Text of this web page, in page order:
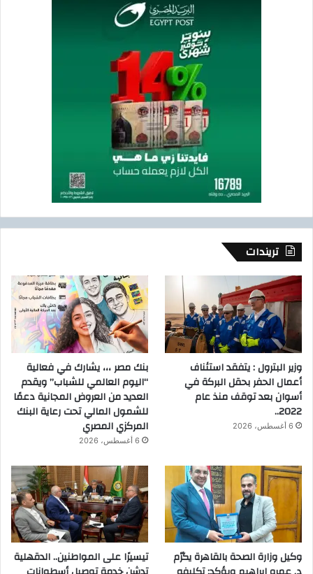
تريندات
وزير البترول : يتفقد استئناف
أعمال الحفر بحقل البركة في
أسوان بعد توقف منذ عام
2022..
6 أغسطس، 2026
بنك مصر ،،، يشارك في فعالية
“اليوم العالمي للشباب” ويقدم
العديد من العروض المجانية دعمًا
للشمول المالي تحت رعاية البنك
المركزي المصري
6 أغسطس، 2026
وكيل وزارة الصحة بالقاهرة يكرّم
تيسيرًا على المواطنين.. الدقهلية